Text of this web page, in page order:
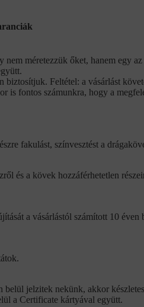
méretezzük őket, hanem egy
Feltétel: a vásárlást
fontos számunkra, hogy a
fakulást, színvesztést a
és a kövek hozzáférhetetlen
a vásárlástól számított 10
jelzitek nekünk, akkor
a Certificate kártyával együtt.